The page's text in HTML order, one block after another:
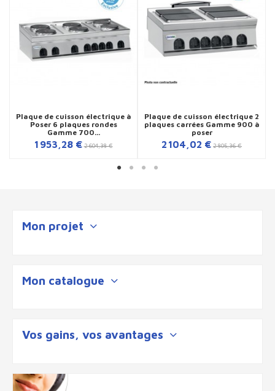
Plaque de cuisson électrique à
Poser 6 plaques rondes
Gamme 700...
1 953,28 € 2 604,38 €
Plaque de cuisson électrique 2
plaques carrées Gamme 900 à
poser
2 104,02 € 2 805,36 €
Mon projet
Mon catalogue
Vos gains, vos avantages